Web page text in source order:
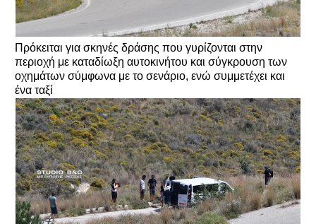
Πρόκειται για σκηνές δράσης που γυρίζονται στην
περιοχή με καταδίωξη αυτοκινήτου και σύγκρουση των
οχημάτων σύμφωνα με το σενάριο, ενώ συμμετέχει και
ένα ταξί